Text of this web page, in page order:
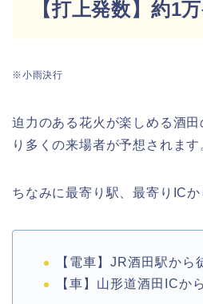
【打上発数】約1
※小雨決行
迫力のある花火が楽しめる酒
り多くの来場者が予想されます
ちなみに最寄り駅、最寄りICか
【電車】JR酒田駅から
【車】山形道酒田ICか